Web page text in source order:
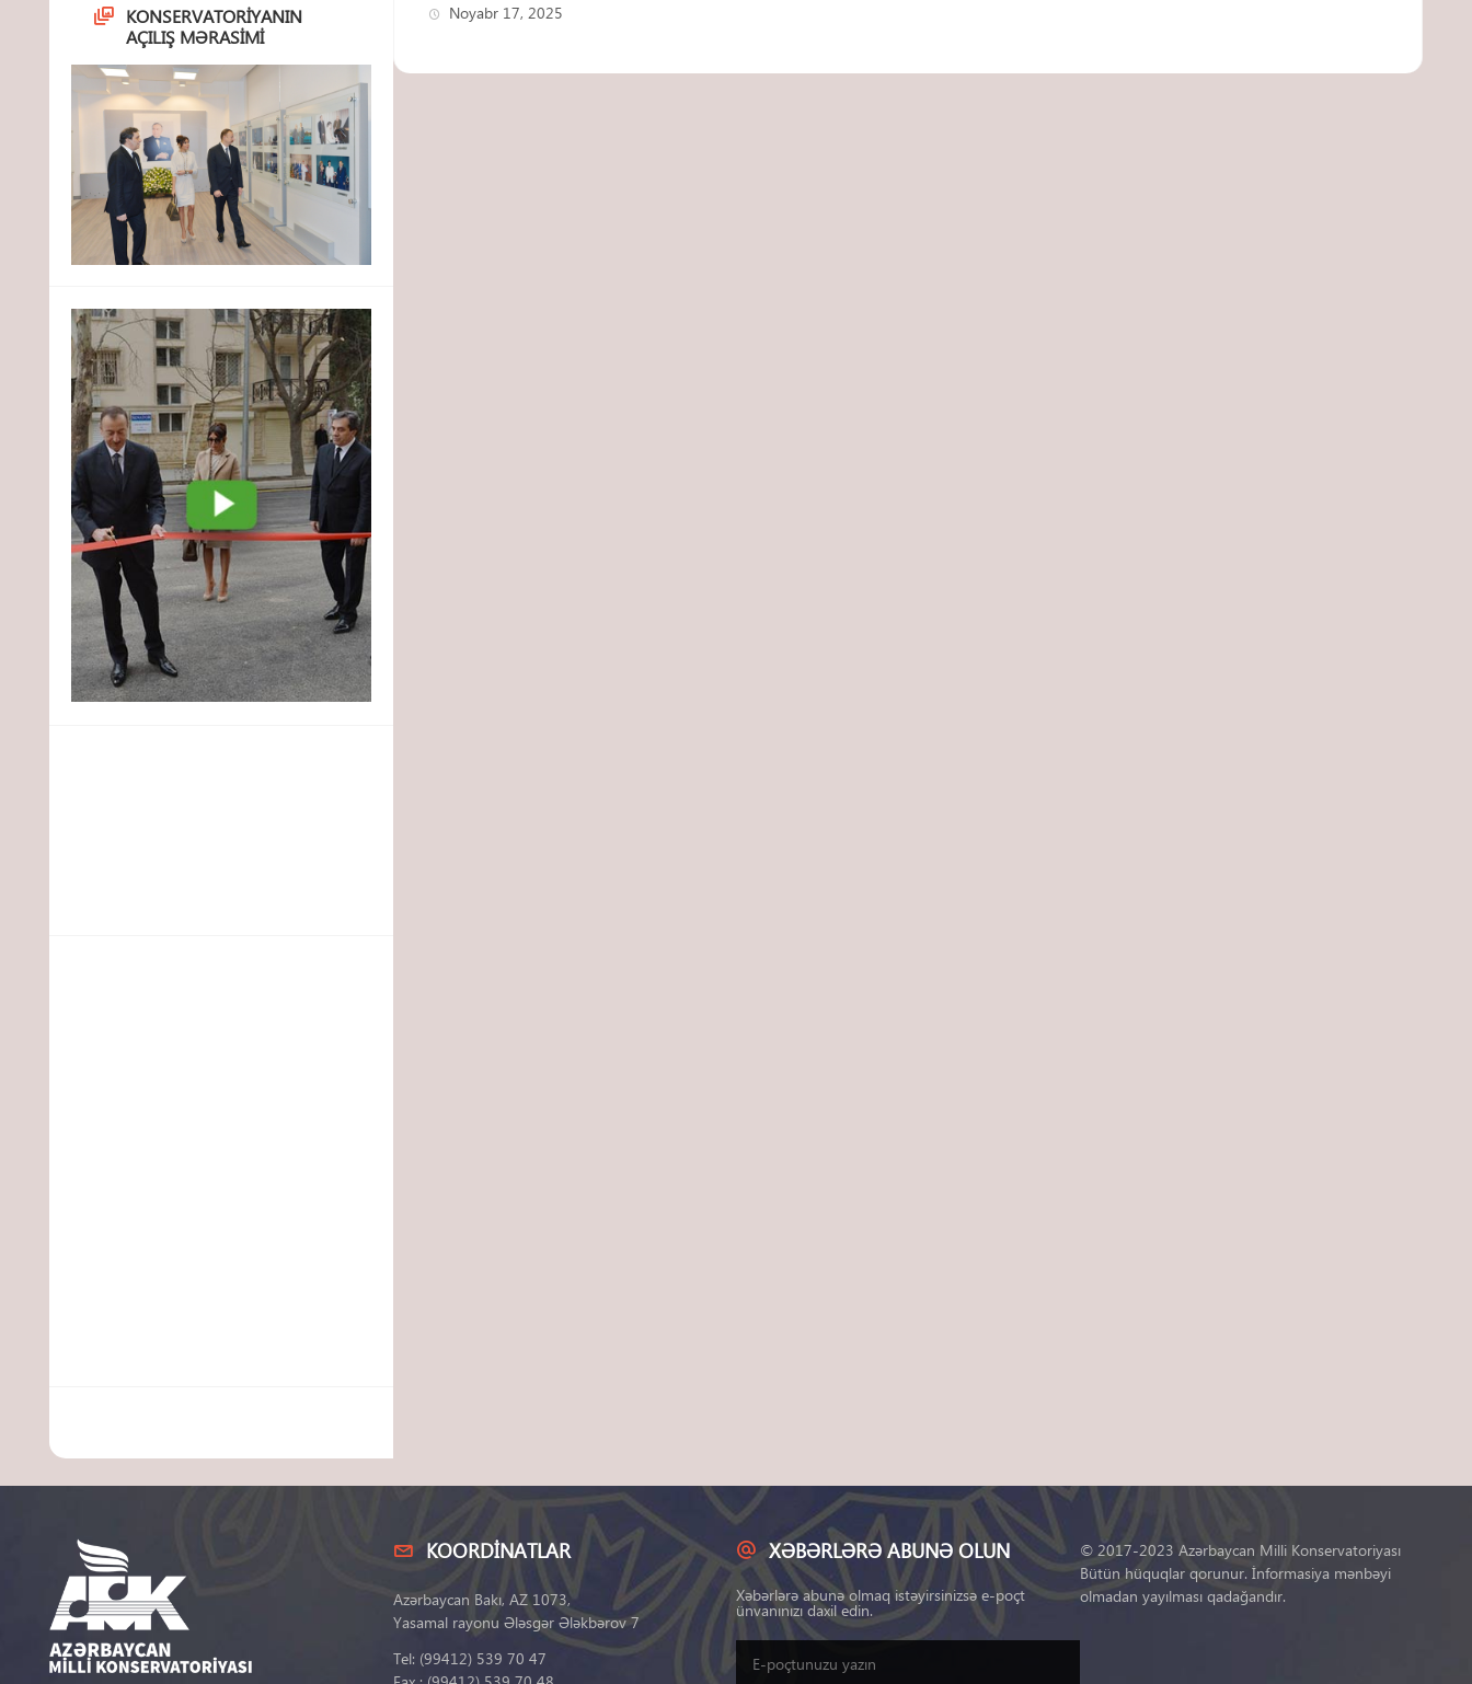
Noyabr 17, 2025
KONSERVATORIYANIN
AÇILIŞ MƏRASIMI
KOORDINATLAR
Azərbaycan Bakı, AZ 1073,
Yasamal rayonu Ələsgər Ələkbərov 7
Tel: (99412) 539 70 47
XƏBƏRLƏRƏ ABUNƏ OLUN
Xəbərlərə abunə olmaq istəyirsinizsə e-poçt
ünvanınızı daxil edin.
© 2017-2023 Azərbaycan Milli Konservatoriyası
Bütün hüquqlar qorunur. İnformasiya mənbəyi
olmadan yayılması qadağandır.